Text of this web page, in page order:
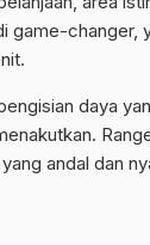
game-changer,
daya
andal dan